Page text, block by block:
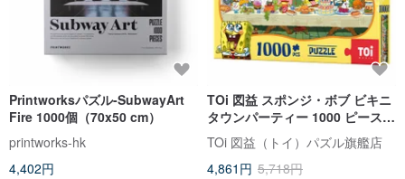
Printworksパズル-SubwayArt
Fire 1000個（70x50 cm）
printworks-hk
4,402円
TOi 図益 スポンジ・ボブ ビキニ
タウンパーティー 1000 ピース
パノラマパズル 癒しのインテリ
ア ギフト
TOi 図益（トイ）パズル旗艦店
4,861円 5,718円